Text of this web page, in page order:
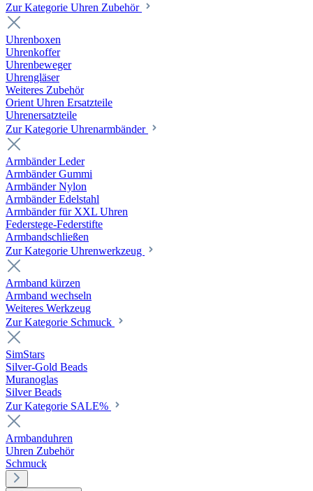
Zur Kategorie Uhren Zubehör
Uhrenboxen
Uhrenkoffer
Uhrenbeweger
Uhrengläser
Weiteres Zubehör
Orient Uhren Ersatzteile
Uhrenersatzteile
Zur Kategorie Uhrenarmbänder
Armbänder Leder
Armbänder Gummi
Armbänder Nylon
Armbänder Edelstahl
Armbänder für XXL Uhren
Federstege-Federstifte
Armbandschließen
Zur Kategorie Uhrenwerkzeug
Armband kürzen
Armband wechseln
Weiteres Werkzeug
Zur Kategorie Schmuck
SimStars
Silver-Gold Beads
Muranoglas
Silver Beads
Zur Kategorie SALE%
Armbanduhren
Uhren Zubehör
Schmuck